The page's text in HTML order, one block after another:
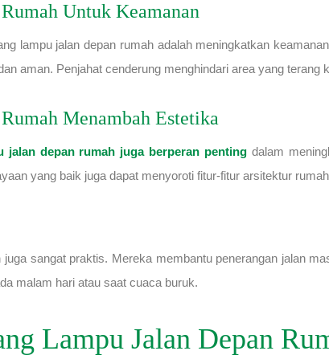
Untuk Keamanan
lampu jalan depan rumah adalah meningkatkan
aman. Penjahat cenderung menghindari area yang terang
Menambah Estetika
jalan depan rumah juga berperan penting dalam
yang baik juga dapat menyoroti fitur-fitur arsitektur
juga sangat praktis. Mereka membantu penerangan jalan
malam hari atau saat cuaca buruk.
Lampu Jalan Depan